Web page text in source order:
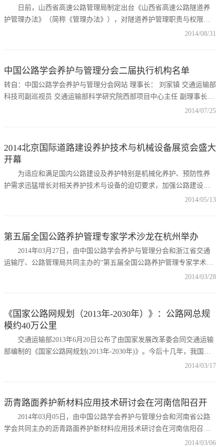
日前，山西省高速公路管理局制定出台《山西省高速公路隧道养
护管理办法》（简称《管理办法》），对隧道养护管理职责与权限、
养护技术依据与要求、责任追究等方面进行了明确规定。 《管理
行指导、服务和监督检查，负行业监管责任；各高速公路运营管理单
2014/08/31
中国公路学会养护与管理分会二届执行机构名单
转自：中国公路学会养护与管理分会网站 理事长： 刘家镇 交通运输部
科技司副巡视员 交通运输部科学研究院西部项目中心主任 副理事长：
范正金 山东省交通运输厅党组副书记 副厅长 李良福 浙江省交通运输
2014/07/25
2014北京国际道路建设养护技术与机械设备展览会盛大
开幕
为适应和满足国内公路建设及养护特别是机械化养护、预防性养
护需求迅猛增长对相关养护技术与设备的迫切要求，加强公路建设和
养护管理部门、施工企业与筑养路机械制造企业间的技术交流、信息
展览馆举办。
2014/05/13
第五届全国公路养护管理专家学术沙龙在杭州举办
2014年03月27日，由中国公路学会养护与管理分会和浙江省交通
运输厅、公路管理局共同主办的“第五届全国公路养护管理专家学术沙
龙”在杭州召开。此次沙龙以创新为前提，以解决实际问题为目的，来
法、新材料，为推进公路养护科学发展献计献策。 本次会议分别
2014/03/28
《国家公路网规划（2013年-2030年）》：公路网总规
模约40万公里
交通运输部2013年6月20日公布了由国家发展改革委会同交通运输
部编制的《国家公路网规划(2013年-2030年)》。今后十几年，我国将
投入4.7万亿元，到2030年建成总规模约40万公里的国家公路网。全国
总规划师戴东昌介绍，总规模为40.1万公里国家公路网由普通国道和国
2014/03/17
沥青路面养护新材料应用技术研讨会在河南信阳召开
2014年03月05日，由中国公路学会养护与管理分会和河南省公路
学会共同主办的沥青路面养护新材料应用技术研讨会在河南信阳召
开，本次研讨会的主题为“沥青路面养护新材料应用技术”。参加会议的
2014/03/06